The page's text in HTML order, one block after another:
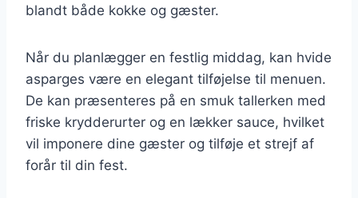
blandt både kokke og gæster.
Når du planlægger en festlig middag, kan hvide
asparges være en elegant tilføjelse til menuen.
De kan præsenteres på en smuk tallerken med
friske krydderurter og en lækker sauce, hvilket
vil imponere dine gæster og tilføje et strejf af
forår til din fest.